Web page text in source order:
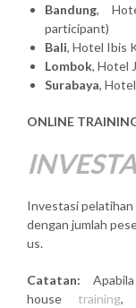
Bandung,
participant)
Bali, Hotel Ibis
Lombok, Hotel
Surabaya,
ONLINE
Investasi
dengan jumlah
us.
Catatan:
house training,